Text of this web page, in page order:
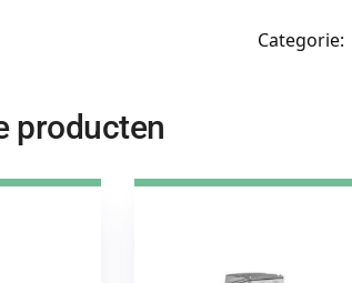
Categorie:
producten